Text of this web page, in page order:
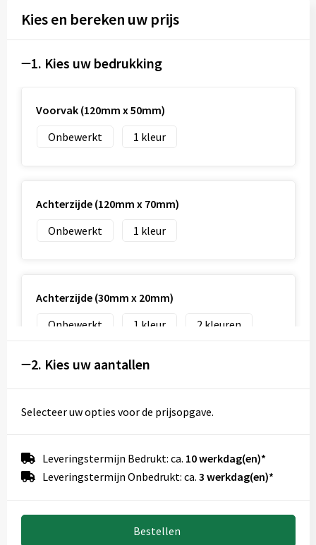
Kies en bereken uw prijs
1. Kies uw bedrukking
Voorvak (120mm x 50mm)
Onbewerkt
1
Achterzijde (120mm x 70mm)
Onbewerkt
1
Achterzijde (30mm x 20mm)
Onbewerkt
1
2
Voorzijde (30mm x 45mm)
5
Voorzijde (30mm x 20mm)
2. Kies uw aantallen
Selecteer uw opties voor de prijsopgave.
Leveringstermijn Bedrukt: ca. 10 werkdag(en)*
Leveringstermijn Onbedrukt: ca. 3 werkdag(en)*
Bestellen